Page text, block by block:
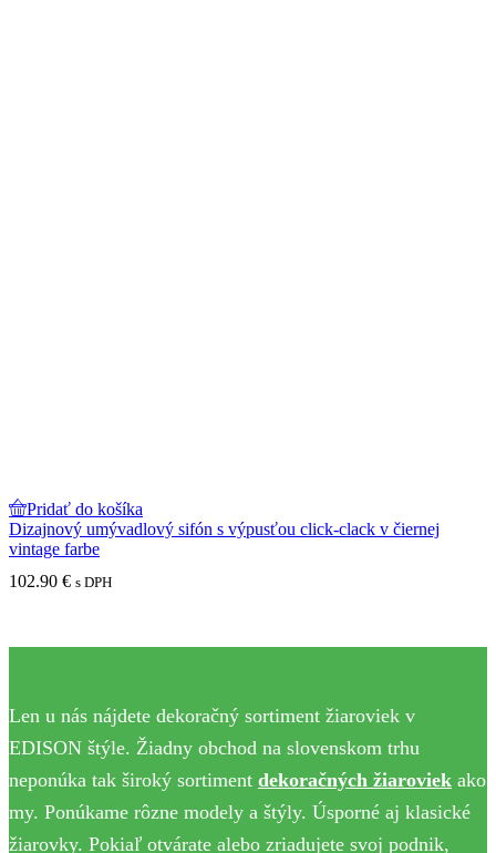
Pridať do košíka
Dizajnový umývadlový sifón s výpusťou click-clack v čiernej
vintage farbe
102.90 € s DPH
Len u nás nájdete dekoračný sortiment žiaroviek v
EDISON štýle. Žiadny obchod na slovenskom trhu
neponúka tak široký sortiment dekoračných žiaroviek ako
my. Ponúkame rôzne modely a štýly. Úsporné aj klasické
žiarovky. Pokiaľ otvárate alebo zriadujete svoj podnik,